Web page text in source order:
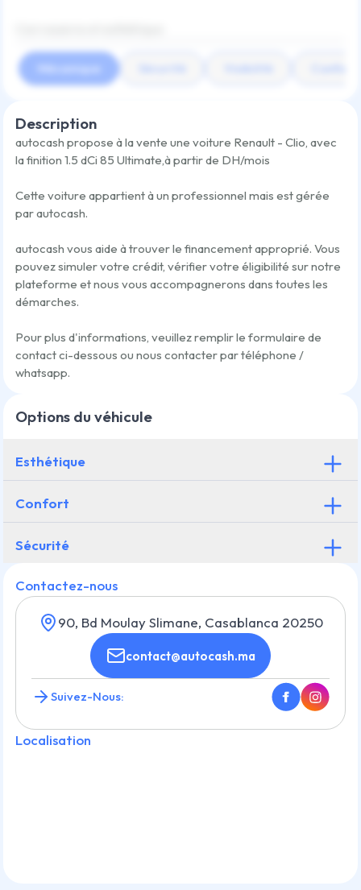
Description
autocash propose à la vente une voiture Renault - Clio,avec
la finition1.5 dCi 85 Ultimate,à partir de DH/mois
Cette voiture appartient à un professionnel mais est gérée
par autocash.
autocash vous aide à trouver le financement approprié. Vous
pouvez simuler votre crédit, vérifier votre éligibilité sur notre
plateforme et nous vous accompagnerons dans toutes les
démarches.
Pour plus d'informations, veuillez remplir le formulaire de
contact ci-dessous ou nous contacter par téléphone /
whatsapp.
Options du véhicule
Esthétique
Confort
Sécurité
Contactez-nous
90, Bd Moulay Slimane, Casablanca 20250
contact@autocash.ma
Suivez-Nous:
Localisation